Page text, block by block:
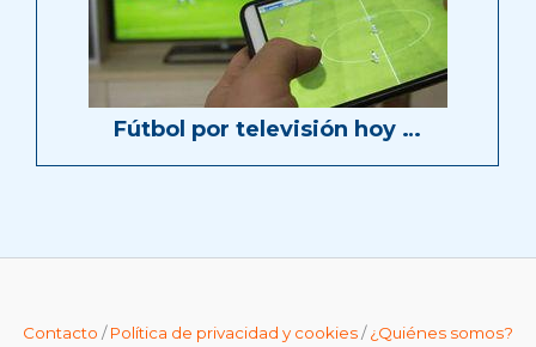
Fútbol por televisión hoy …
Contacto /Política de privacidad y cookies/¿Quiénes somos?